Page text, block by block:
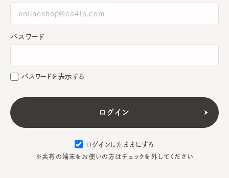
パスワード
パスワードを表示する
ログインしたままにする
※共有の端末をお使いの方はチェックを外してください